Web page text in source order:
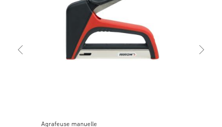
Agrafeuse manuelle